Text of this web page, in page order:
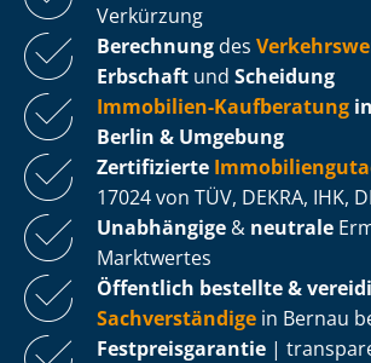
Verkürzung
Berechnung des
Erbschaft und Scheidung
Immobilien-Kaufberatung
Berlin & Umgebung
Zertifizierte
17024 von TÜV, DEKRA, IHK,
Unabhängige & neutrale
Marktwertes
Öffentlich bestellte &
Sachverständige in Bernau
Fest­preis­ga­ran­tie |